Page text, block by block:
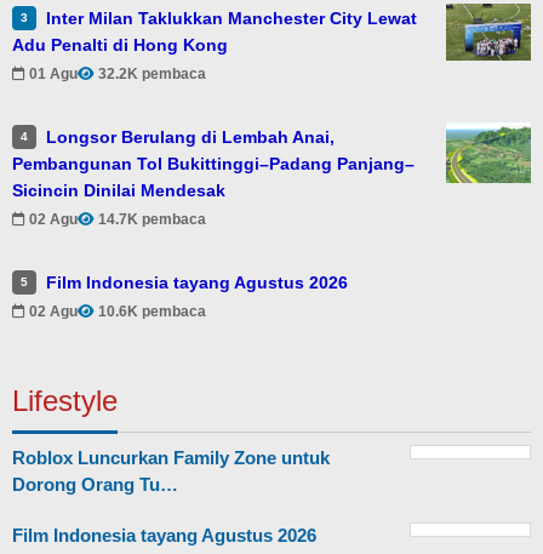
3
Inter Milan Taklukkan Manchester City Lewat
Adu Penalti di Hong Kong
01 Agu 32.2K pembaca
4
Longsor Berulang di Lembah Anai,
Pembangunan Tol Bukittinggi–Padang Panjang–
Sicincin Dinilai Mendesak
02 Agu 14.7K pembaca
5 Film Indonesia tayang Agustus 2026
02 Agu 10.6K pembaca
Lifestyle
Roblox Luncurkan Family Zone untuk
Dorong Orang Tu…
Film Indonesia tayang Agustus 2026